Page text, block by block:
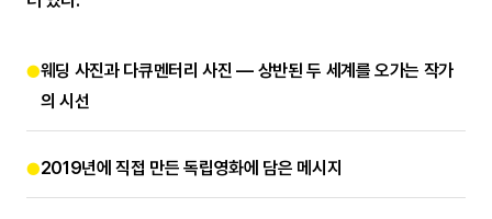
●웨딩 사진과 다큐멘터리 사진 — 상반된 두 세계를 오가는 작가
의 시선
●2019년에 직접 만든 독립영화에 담은 메시지